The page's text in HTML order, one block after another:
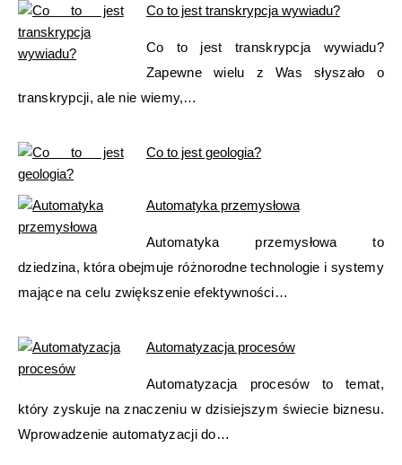
Co to jest transkrypcja wywiadu?
Co to jest transkrypcja wywiadu?
Zapewne wielu z Was słyszało o
transkrypcji, ale nie wiemy,…
Co to jest geologia?
Automatyka przemysłowa
Automatyka przemysłowa to
dziedzina, która obejmuje różnorodne technologie i systemy
mające na celu zwiększenie efektywności…
Automatyzacja procesów
Automatyzacja procesów to temat,
który zyskuje na znaczeniu w dzisiejszym świecie biznesu.
Wprowadzenie automatyzacji do…